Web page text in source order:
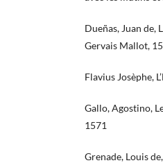
Dueñas, Juan
Gervais Mallot,
Flavius Josèphe,
Gallo, Agostino,
1571
Grenade, Louis